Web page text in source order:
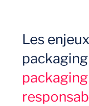
Expertises
Les